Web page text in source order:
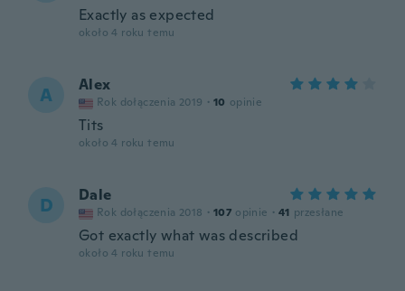
Exactly as expected
około 4 roku temu
A Alex
Rok dołączenia 2019 · 10 opinie
Tits
około 4 roku temu
D Dale
Rok dołączenia 2018 · 107 opinie · 41 przesłane
Got exactly what was described
około 4 roku temu